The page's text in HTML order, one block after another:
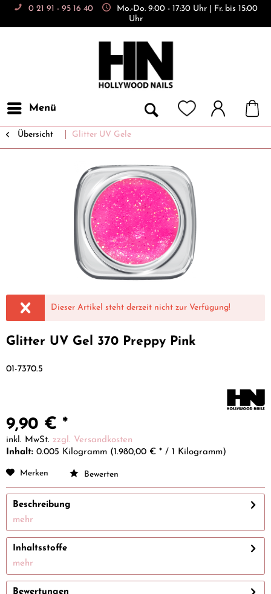
0 21 91 - 95 16 40
Mo.-Do. 9:00 - 17:30 Uhr | Fr. bis 15:00
Uhr
Menü
Übersicht Glitter UV Gele
Dieser Artikel steht derzeit nicht zur Verfügung!
Glitter UV Gel 370 Preppy Pink
01-7370.5
9,90 € *
inkl. MwSt. zzgl. Versandkosten
Inhalt: 0.005 Kilogramm (1.980,00 € * / 1 Kilogramm)
Merken Bewerten
Beschreibung
mehr
Inhaltsstoffe
mehr
Bewertungen